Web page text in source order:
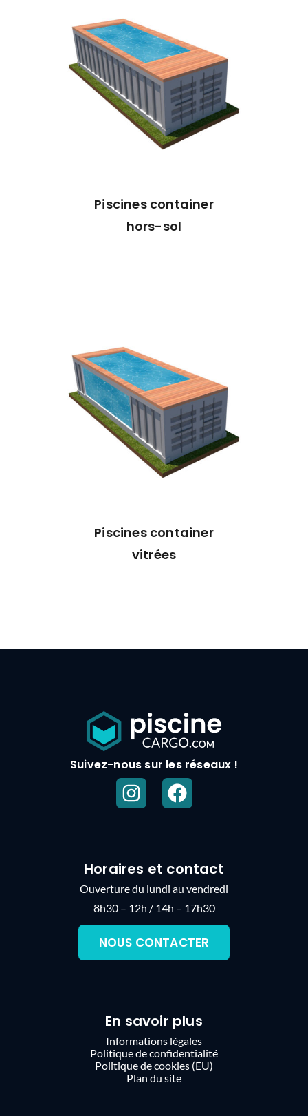
Piscines container
hors-sol
Piscines container
vitrées
Suivez-nous sur les réseaux !
Horaires et contact
Ouverture du lundi au vendredi
8h30 – 12h / 14h – 17h30
NOUS CONTACTER
En savoir plus
Informations légales
Politique de confidentialité
Politique de cookies (EU)
Plan du site